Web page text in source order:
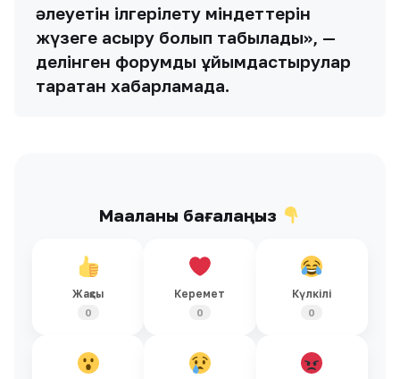
әлеуетін ілгерілету міндеттерін
жүзеге асыру болып табылады», —
делінген форумды ұйымдастырулар
таратқан хабарламада.
Мақаланы бағалаңыз
Жақсы
0
Керемет
0
Күлкілі
0